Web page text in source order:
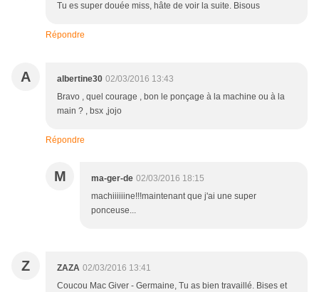
Tu es super douée miss, hâte de voir la suite. Bisous
Répondre
A albertine30 02/03/2016 13:43
Bravo , quel courage , bon le ponçage à la machine ou à la
main ? , bsx ,jojo
Répondre
M ma-ger-de 02/03/2016 18:15
machiiiiiine!!!maintenant que j'ai une super
ponceuse...
Z ZAZA 02/03/2016 13:41
Coucou Mac Giver - Germaine, Tu as bien travaillé. Bises et